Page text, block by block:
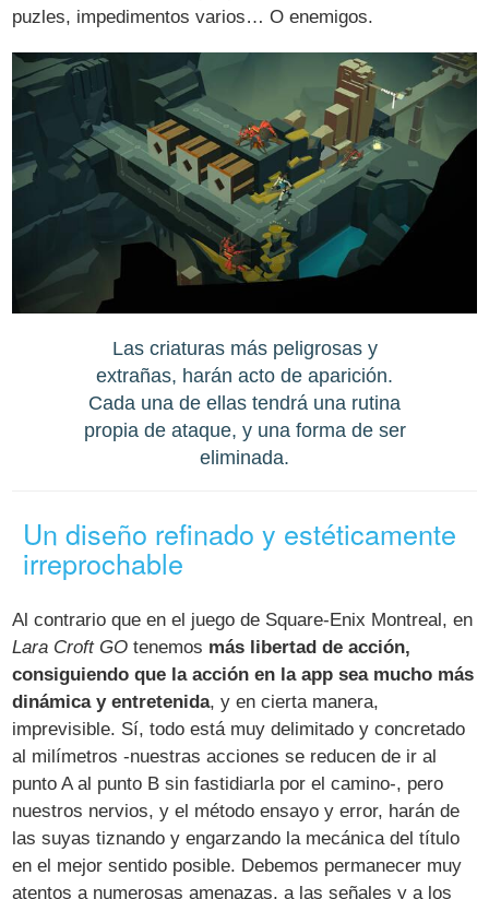
puzles, impedimentos varios… O enemigos.
Las criaturas más peligrosas y
extrañas, harán acto de aparición.
Cada una de ellas tendrá una rutina
propia de ataque, y una forma de ser
eliminada.
Un diseño refinado y estéticamente
irreprochable
Al contrario que en el juego de Square-Enix Montreal, en
Lara Croft GO tenemos más libertad de acción,
consiguiendo que la acción en la app sea mucho más
dinámica y entretenida, y en cierta manera,
imprevisible. Sí, todo está muy delimitado y concretado
al milímetros -nuestras acciones se reducen de ir al
punto A al punto B sin fastidiarla por el camino-, pero
nuestros nervios, y el método ensayo y error, harán de
las suyas tiznando y engarzando la mecánica del título
en el mejor sentido posible. Debemos permanecer muy
atentos a numerosas amenazas, a las señales y a los